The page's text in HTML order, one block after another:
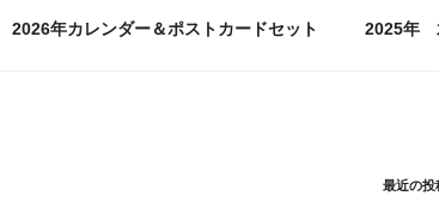
2026年カレンダー＆ポストカードセット 2025年
最近の投